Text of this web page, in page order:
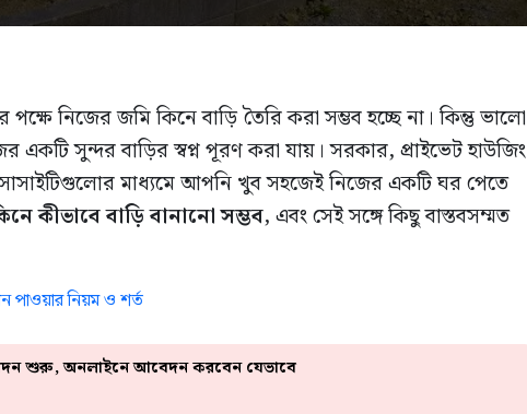
নিজের জমি কিনে বাড়ি তৈরি করা সম্ভব হচ্ছে না। কিন্তু ভালো
সুন্দর বাড়ির স্বপ্ন পূরণ করা যায়। সরকার, প্রাইভেট হাউজিং
মাধ্যমে আপনি খুব সহজেই নিজের একটি ঘর পেতে
কীভাবে বাড়ি বানানো সম্ভব, এবং সেই সঙ্গে কিছু বাস্তবসম্মত
পাওয়ার নিয়ম ও শর্ত
শুরু, অনলাইনে আবেদন করবেন যেভাবে